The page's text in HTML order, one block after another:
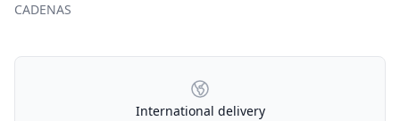
CADENAS
Our Policies
International delivery